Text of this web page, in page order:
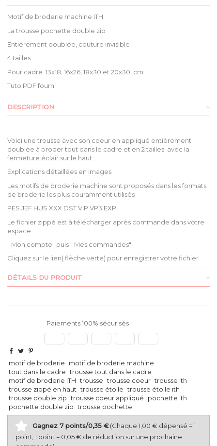
Motif de broderie machine ITH
La trousse pochette double zip
Entièrement doublée, couture invisible
4 tailles
Pour cadre 13x18, 16x26, 18x30 et 20x30 cm
Tuto PDF fourni
DESCRIPTION
Voici une trousse avec son coeur en appliqué entièrement
doublée à broder tout dans le cadre et en 2 tailles avec la
fermeture éclair sur le haut
Explications détaillées en images
Les motifs de broderie machine sont proposés dans les formats
de broderie les plus couramment utilisés
PES JEF HUS XXX DST VIP VP3 EXP
Le fichier zippé est à télécharger après commande dans votre
espace
" Mon compte" puis " Mes commandes"
Cliquez sur le lien( flèche verte) pour enregistrer votre fichier
DÉTAILS DU PRODUIT
Paiements 100% sécurisés
motif de broderie
motif de broderie machine
tout dans le cadre trousse tout dans le cadre
motif de broderie ITH trousse trousse coeur trousse ith
trousse zippé en haut trousse étoile trousse étoile ith
trousse double zip trousse coeur appliqué
pochette ith
pochette double zip trousse pochette
Gagnez 7 points/0,35 € (Chaque 1,00 € dépensé = 1
point, 1 point = 0,05 € de réduction sur une prochaine